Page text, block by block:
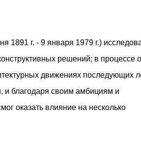
бывшей пехотной школы
архитектуры в
из которых 17 — социального
11 доступных, площадь 2 845
норм пожарной безопасности,
был подтвержден победой в
пирамида глобального
«Jardins Secrets» — это
объединить память о военном
1891 г. - 9 января 1979 г.)
решений; в процессе
движениях последующих
и благодаря своим амбициям и
оказать влияние на несколько